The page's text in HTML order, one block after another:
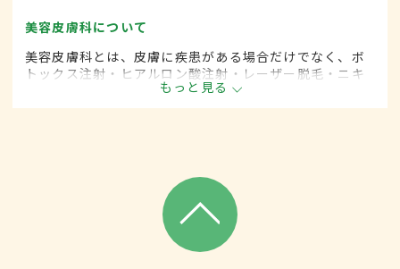
美容皮膚科について
美容皮膚科とは、皮膚に疾患がある場合だけでなく、ボ
トックス注射・ヒアルロン酸注射・レーザー脱毛・ニキ
ビ治療など美容を目的として行われる皮膚科の診療分野
です。
もっと見る